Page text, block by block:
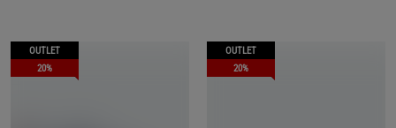
OUTLET
20%
OUTLET
20%